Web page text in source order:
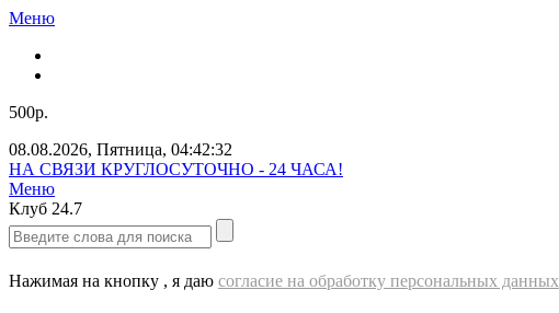
Меню
500р.
08.08.2026, Пятница, 04:42:33
Звоните нам прямо сейчас!
Меню
Клуб 24.7
Нажимая на кнопку , я даю согласие на обработку персональных данных